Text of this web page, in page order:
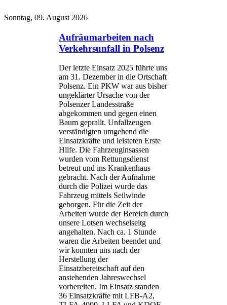
Sonntag, 09. August 2026
Aufräumarbeiten nach
Verkehrsunfall in Polsenz
Der letzte Einsatz 2025 führte uns
am 31. Dezember in die Ortschaft
Polsenz. Ein PKW war aus bisher
ungeklärter Ursache von der
Polsenzer Landesstraße
abgekommen und gegen einen
Baum geprallt. Unfallzeugen
verständigten umgehend die
Einsatzkräfte und leisteten Erste
Hilfe. Die Fahrzeuginsassen
wurden vom Rettungsdienst
betreut und ins Krankenhaus
gebracht. Nach der Aufnahme
durch die Polizei wurde das
Fahrzeug mittels Seilwinde
geborgen. Für die Zeit der
Arbeiten wurde der Bereich durch
unsere Lotsen wechselseitg
angehalten. Nach ca. 1 Stunde
waren die Arbeiten beendet und
wir konnten uns nach der
Herstellung der
Einsatzbereitschaft auf den
anstehenden Jahreswechsel
vorbereiten. Im Einsatz standen
36 Einsatzkräfte mit LFB-A2,